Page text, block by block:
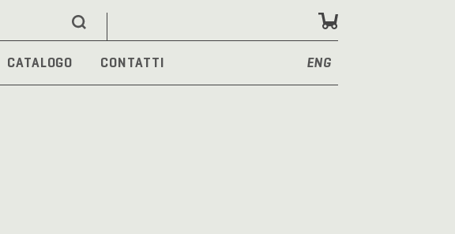
CATALOGO CONTATTI ENG